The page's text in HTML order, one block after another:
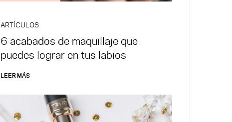
ARTÍCULOS
6 acabados de maquillaje que
puedes lograr en tus labios
LEER MÁS